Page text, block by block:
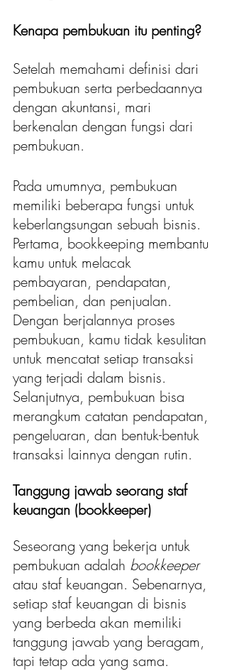
Kenapa pembukuan itu penting?
Setelah memahami definisi dari
pembukuan serta perbedaannya
dengan akuntansi, mari
berkenalan dengan fungsi dari
pembukuan.
Pada umumnya, pembukuan
memiliki beberapa fungsi untuk
keberlangsungan sebuah bisnis.
Pertama, bookkeeping membantu
kamu untuk melacak
pembayaran, pendapatan,
pembelian, dan penjualan.
Dengan berjalannya proses
pembukuan, kamu tidak kesulitan
untuk mencatat setiap transaksi
yang terjadi dalam bisnis.
Selanjutnya, pembukuan bisa
merangkum catatan pendapatan,
pengeluaran, dan bentuk-bentuk
transaksi lainnya dengan rutin.
Tanggung jawab seorang staf
keuangan (bookkeeper)
Seseorang yang bekerja untuk
pembukuan adalah bookkeeper
atau staf keuangan. Sebenarnya,
setiap staf keuangan di bisnis
yang berbeda akan memiliki
tanggung jawab yang beragam,
tapi tetap ada yang sama.